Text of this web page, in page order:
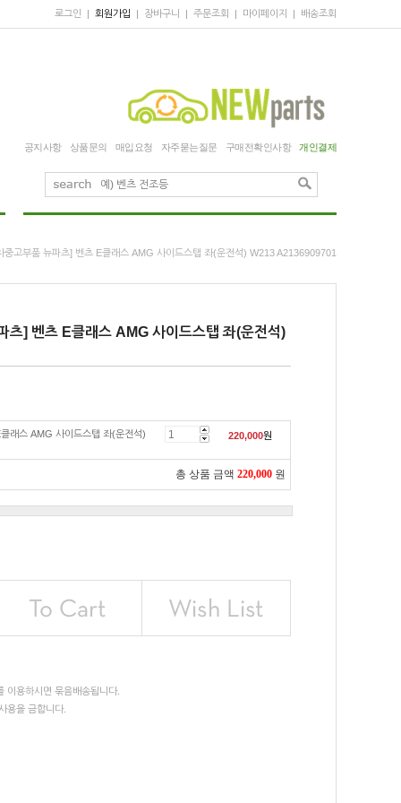
로그인 | 회원가입 | 장바구니 | 주문조회 | 마이페이지 | 배송조회
공지사항
상품문의 매입요청 자주묻는질문 구매전확인사항 개인결제
중고부품 뉴파츠] 벤츠 E클래스 AMG 사이드스탭 좌(운전석) W213 A2136909701
츠] 벤츠 E클래스 AMG 사이드스탭 좌(운전석)
래스 AMG 사이드스탭 좌(운전석)
220,000원
총 상품 금액 220,000 원
이용하시면 묶음배송됩니다.
용을 금합니다.